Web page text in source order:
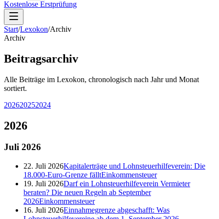
Kostenlose Erstprüfung
Start/Lexokon/Archiv
Archiv
Beitragsarchiv
Alle Beiträge im Lexokon, chronologisch nach Jahr und Monat
sortiert.
202620252024
2026
Juli 2026
22. Juli 2026Kapitalerträge und Lohnsteuerhilfeverein: Die
18.000-Euro-Grenze fälltEinkommensteuer
19. Juli 2026Darf ein Lohnsteuerhilfeverein Vermieter
beraten? Die neuen Regeln ab September
2026Einkommensteuer
16. Juli 2026Einnahmegrenze abgeschafft: Was